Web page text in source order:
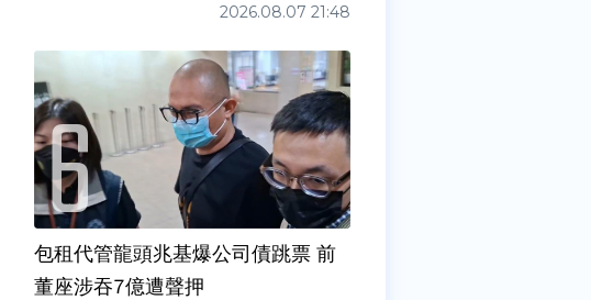
2026.08.07 21:48
包租代管龍頭兆基爆公司債跳票 前
董座涉吞7億遭聲押